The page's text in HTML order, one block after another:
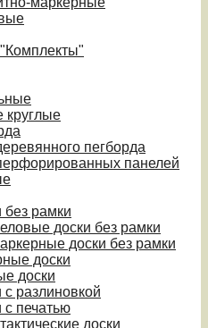
круглые
пегборда
панелей
без рамки
доски без рамки
доски без рамки
доски
доски
разлиновкой
с печатью
доски